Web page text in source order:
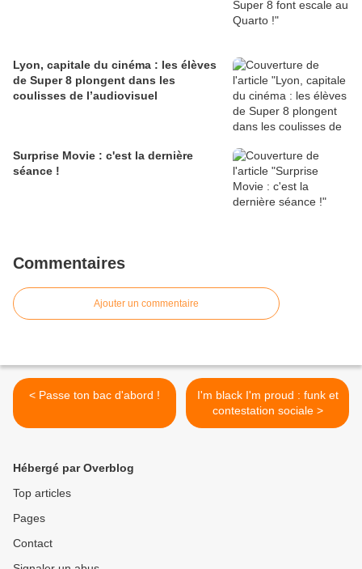
Lyon, capitale du cinéma : les élèves
de Super 8 plongent dans les
coulisses de l’audiovisuel
Surprise Movie : c'est la dernière
séance !
Commentaires
Ajouter un commentaire
< Passe ton bac d'abord !
I'm black I'm proud : funk et
contestation sociale >
Hébergé par Overblog
Top articles
Pages
Contact